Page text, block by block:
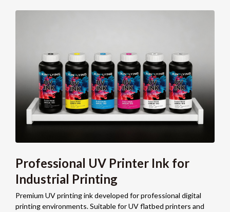
Professional UV Printer Ink for
Industrial Printing
Premium UV printing ink developed for professional digital
printing environments.Suitable for UV flatbed printers and